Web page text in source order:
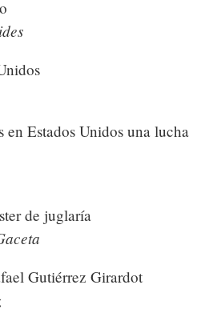
Estados Unidos una lucha
de juglaría
Gutiérrez Girardot